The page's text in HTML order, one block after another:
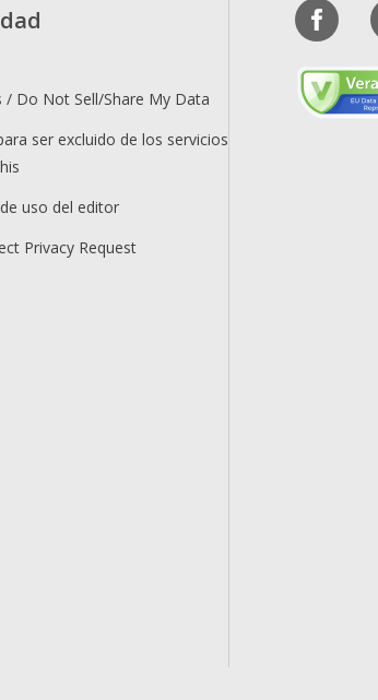
/ Do Not Sell/Share My Data
ser excluido de los servicios
uso del editor
Privacy Request